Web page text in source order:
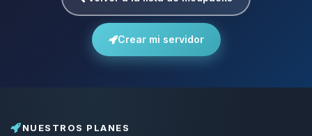
Crear mi servidor
NUESTROS PLANES